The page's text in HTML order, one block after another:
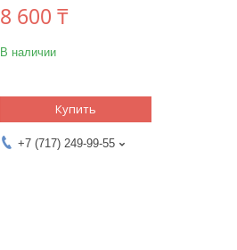
8 600 ₸
В наличии
Купить
+7 (717) 249-99-55